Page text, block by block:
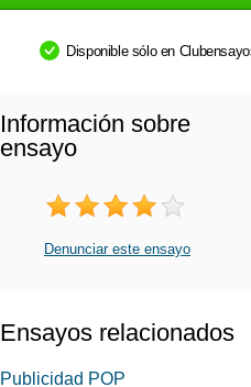
Disponible sólo en
Información sobre
ensayo
Denunciar este ensayo
Ensayos relacionados
Publicidad POP